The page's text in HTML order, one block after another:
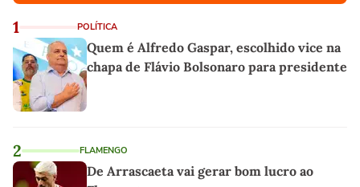
1 POLÍTICA
Quem é Alfredo Gaspar, escolhido vice na
chapa de Flávio Bolsonaro para presidente
2 FLAMENGO
De Arrascaeta vai gerar bom lucro ao